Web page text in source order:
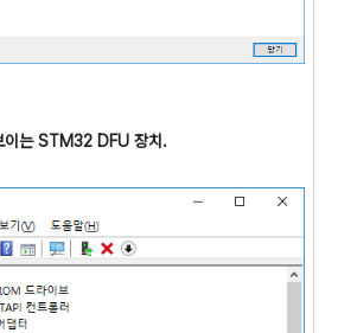
이는 STM32 DFU 장치.